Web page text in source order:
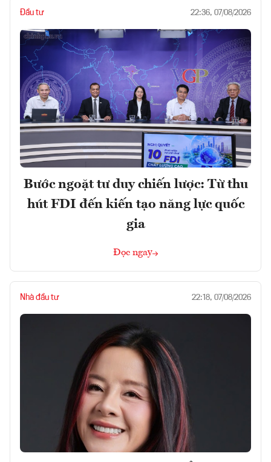
Đầu tư 22:36, 07/08/2026
Bước ngoặt tư duy chiến lược: Từ thu
hút FDI đến kiến tạo năng lực quốc
gia
Đọc ngay
Nhà đầu tư 22:18, 07/08/2026